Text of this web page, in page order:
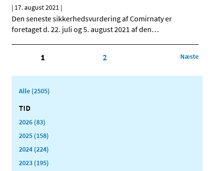
| 17. august 2021 |
Den seneste sikkerhedsvurdering af Comirnaty er
foretaget d. 22. juli og 5. august 2021 af den…
1 2 Næste
Alle (2505)
TID
2026 (83)
2025 (158)
2024 (224)
2023 (195)